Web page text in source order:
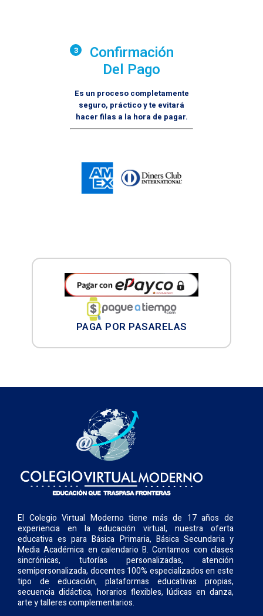
3
Confirmación
Del Pago
Es un proceso completamente
seguro, práctico y te evitará
hacer filas a la hora de pagar.
PAGA POR PASARELAS
El Colegio Virtual Moderno tiene más de 17 años de
experiencia en la educación virtual, nuestra oferta
educativa es para Básica Primaria, Básica Secundaria y
Media Académica en calendario B. Contamos con clases
sincrónicas, tutorías personalizadas, atención
semipersonalizada, docentes 100% especializados en este
tipo de educación, plataformas educativas propias,
secuencia didáctica, horarios flexibles, lúdicas en danza,
arte y talleres complementarios.